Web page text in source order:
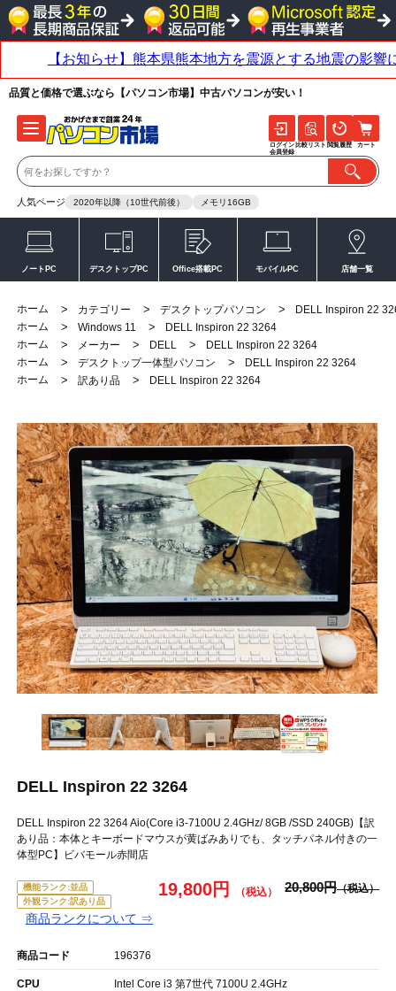
品質と価格で選ぶなら【パソコン市場】中古パソコンが安い！
人気ページ 2020年以降（10世代前後） メモリ16GB
ログイン
会員登録
比較リスト 閲覧履歴 カート
ノートPC デスクトップPC Office搭載PC モバイルPC 店舗一覧
ホーム > カテゴリー > デスクトップパソコン >
DELL Inspiron 22
ホーム
> Windows 11 >
DELL Inspiron 22 3264
ホーム
> メーカー > DELL >
DELL Inspiron 22 3264
ホーム
> デスクトップ一体型パソコン >
DELL Inspiron 22 3264
ホーム
> 訳あり品 > DELL Inspiron 22 3264
DELL Inspiron 22 3264
DELL Inspiron 22 3264 Aio(Core i3-7100U 2.4GHz/ 8GB /SSD 240GB)【訳
あり品：本体とキーボードマウスが黄ばみありでも、タッチパネル付きの一
体型PC】ビバモール赤間店
機能ランク:並品
外観ランク:訳あり品
商品ランクについて ⇒
19,800円 20,800円
商品コード 196376
CPU Intel Core i3 第7世代 7100U 2.4GHz